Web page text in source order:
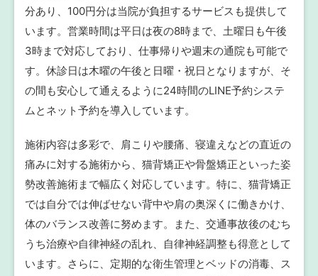
分あり、100円分は当院が負担するサービスも提供して
います。営業時間は平日は夜の8時まで、土曜日も午後
3時まで対応しており、仕事帰りや週末の通院も可能で
す。休診日は木曜の午後と日曜・祝日となりますが、そ
の間も安心して通えるように24時間のLINE予約システ
ムとネット予約を導入しています。
施術内容は多彩で、肩こりや腰痛、寝違えなどの直近の
痛みに対する施術から、猫背矯正や骨盤矯正といった姿
勢改善施術まで幅広く対応しています。特に、猫背矯正
では自分では伸ばせない背中や肩の奥深くに働きかけ、
体のバランス改善に努めます。また、交通事故後のむち
うち治療や自律神経の乱れ、自律神経調整も得意として
います。さらに、定期的な衛生管理とベッドの消毒、ス